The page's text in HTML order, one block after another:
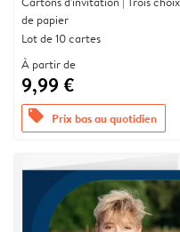
de papier
Lot de 10 cartes
À partir de
9,99 €
offers Prix bas au quotidien